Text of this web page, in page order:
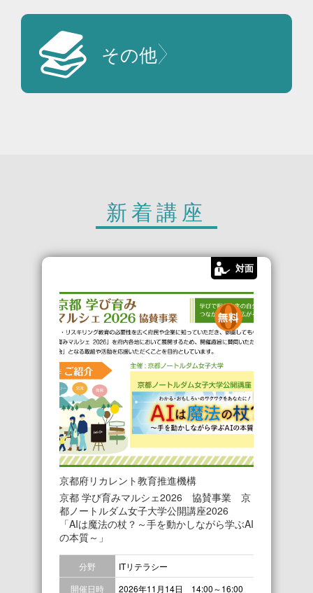
その他
新着講座
対面
京都府リカレント教育推進機構
京都 学び育みマルシェ2026 協賛事業 京
都ノートルダム女子大学公開講座2026
「AIは魔法の杖？～手を動かしながら学ぶAI
の本質～」
分野
ITリテラシー
開催日時
2026年11月14日 14:00～16:00